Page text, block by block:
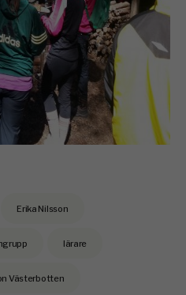
Erika Nilsson
lärare
Västerbotten